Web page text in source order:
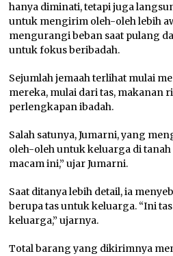
hanya diminati, tetapi juga
untuk mengirim oleh-oleh lebih
mengurangi beban saat pulang
untuk fokus beribadah.
Sejumlah jemaah terlihat mulai
mereka, mulai dari tas, makanan
perlengkapan ibadah.
Salah satunya, Jumarni, yang
oleh-oleh untuk keluarga di tanah
macam ini,” ujar Jumarni.
Saat ditanya lebih detail, ia
berupa tas untuk keluarga. “Ini
keluarga,” ujarnya.
Total barang yang dikirimnya